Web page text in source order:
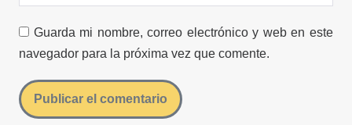
Guarda mi nombre, correo electrónico y web en este
navegador para la próxima vez que comente.